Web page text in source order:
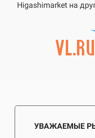
Higashimarket на
УВАЖАЕМЫЕ